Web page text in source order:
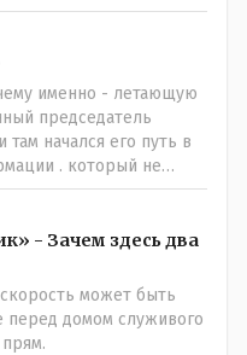
именно - летающую
председатель
там начался его путь в
. который не
на необходимость
потому что ещё не
депутата
президенту,
чём инопланетяне
- Зачем здесь два
может быть
перед домом служивого